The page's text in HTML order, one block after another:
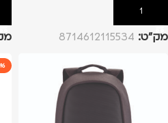
הוספה לסל
מק”ט: 8714612115534